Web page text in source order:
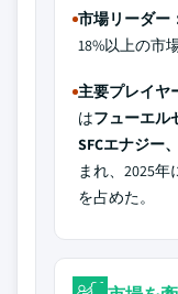
市場リーダー
18%以上の市
主要プレイヤ
はフューエル
SFCエナジー
まれ、2025
を占めた。